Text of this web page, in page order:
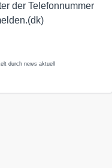
der Telefonnummer
durch news aktuell